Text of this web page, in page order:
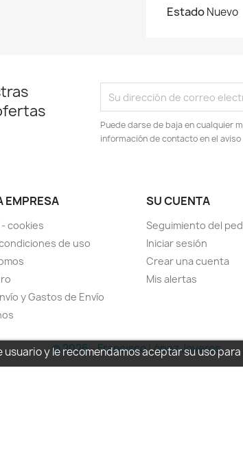
y le recomendamos aceptar su uso
EstadoNuevo
Puede darse de baja en cualquier
información de contacto en el aviso
EMPRESA
cookies
de uso
y Gastos de Envío
SU CUENTA
Seguimiento del
Iniciar sesión
Crear una cuenta
Mis alertas
© 2026 - Francisco López Joyeros